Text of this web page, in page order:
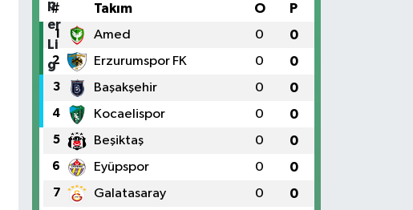
# Takım O P
1 Amed 0 0
2 Erzurumspor FK 0 0
3 Başakşehir 0 0
4 Kocaelispor 0 0
5 Beşiktaş 0 0
6 Eyüpspor 0 0
7 Galatasaray 0 0